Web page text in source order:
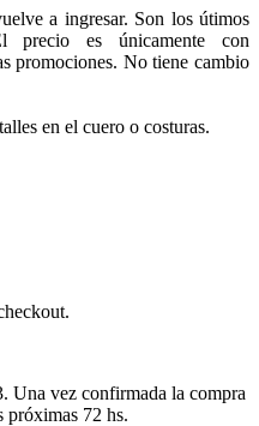
a ingresar. Son los útimos
precio es únicamente con
promociones. No tiene cambio
en el cuero o costuras.
Una vez confirmada la compra
próximas 72 hs.